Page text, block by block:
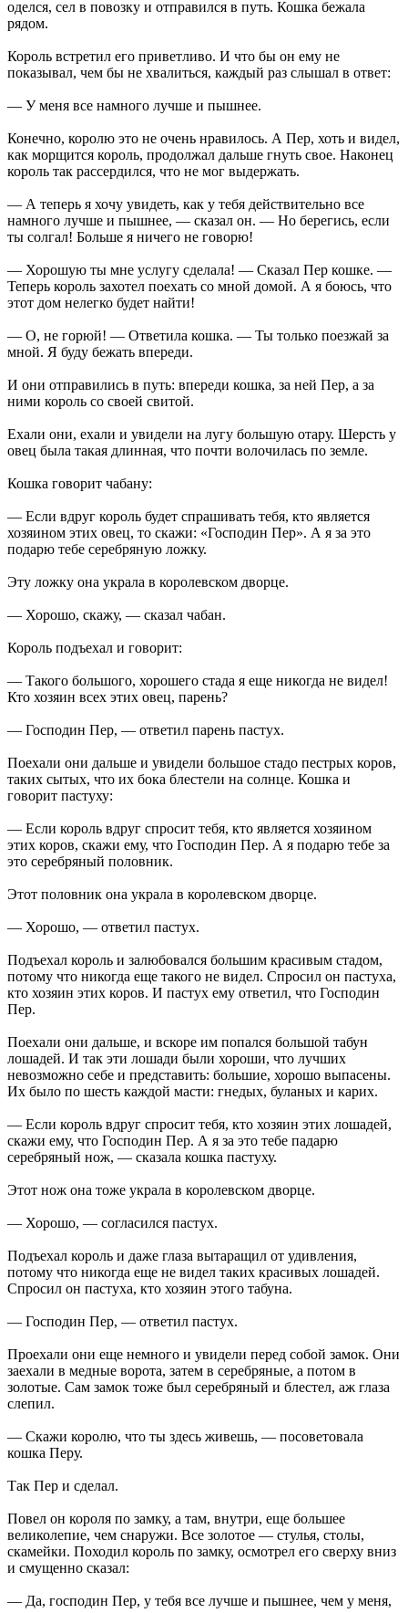
оделся, сел в повозку и отправился в путь. Кошка бежала
рядом.
Король встретил его приветливо. И что бы он ему не
показывал, чем бы не хвалиться, каждый раз слышал в ответ:
— У меня все намного лучше и пышнее.
Конечно, королю это не очень нравилось. А Пер, хоть и видел,
как морщится король, продолжал дальше гнуть свое. Наконец
король так рассердился, что не мог выдержать.
— А теперь я хочу увидеть, как у тебя действительно все
намного лучше и пышнее, — сказал он. — Но берегись, если
ты солгал! Больше я ничего не говорю!
— Хорошую ты мне услугу сделала! — Сказал Пер кошке. —
Теперь король захотел поехать со мной домой. А я боюсь, что
этот дом нелегко будет найти!
— О, не горюй! — Ответила кошка. — Ты только поезжай за
мной. Я буду бежать впереди.
И они отправились в путь: впереди кошка, за ней Пер, а за
ними король со своей свитой.
Ехали они, ехали и увидели на лугу большую отару. Шерсть у
овец была такая длинная, что почти волочилась по земле.
Кошка говорит чабану:
— Если вдруг король будет спрашивать тебя, кто является
хозяином этих овец, то скажи: «Господин Пер». А я за это
подарю тебе серебряную ложку.
Эту ложку она украла в королевском дворце.
— Хорошо, скажу, — сказал чабан.
Король подъехал и говорит:
— Такого большого, хорошего стада я еще никогда не видел!
Кто хозяин всех этих овец, парень?
— Господин Пер, — ответил парень пастух.
Поехали они дальше и увидели большое стадо пестрых коров,
таких сытых, что их бока блестели на солнце. Кошка и
говорит пастуху:
— Если король вдруг спросит тебя, кто является хозяином
этих коров, скажи ему, что Господин Пер. А я подарю тебе за
это серебряный половник.
Этот половник она украла в королевском дворце.
— Хорошо, — ответил пастух.
Подъехал король и залюбовался большим красивым стадом,
потому что никогда еще такого не видел. Спросил он пастуха,
кто хозяин этих коров. И пастух ему ответил, что Господин
Пер.
Поехали они дальше, и вскоре им попался большой табун
лошадей. И так эти лошади были хороши, что лучших
невозможно себе и представить: большие, хорошо выпасены.
Их было по шесть каждой масти: гнедых, буланых и карих.
— Если король вдруг спросит тебя, кто хозяин этих лошадей,
скажи ему, что Господин Пер. А я за это тебе падарю
серебряный нож, — сказала кошка пастуху.
Этот нож она тоже украла в королевском дворце.
— Хорошо, — согласился пастух.
Подъехал король и даже глаза вытаращил от удивления,
потому что никогда еще не видел таких красивых лошадей.
Спросил он пастуха, кто хозяин этого табуна.
— Господин Пер, — ответил пастух.
Проехали они еще немного и увидели перед собой замок. Они
заехали в медные ворота, затем в серебряные, а потом в
золотые. Сам замок тоже был серебряный и блестел, аж глаза
слепил.
— Скажи королю, что ты здесь живешь, — посоветовала
кошка Перу.
Так Пер и сделал.
Повел он короля по замку, а там, внутри, еще большее
великолепие, чем снаружи. Все золотое — стулья, столы,
скамейки. Походил король по замку, осмотрел его сверху вниз
и смущенно сказал:
— Да, господин Пер, у тебя все лучше и пышнее, чем у меня,